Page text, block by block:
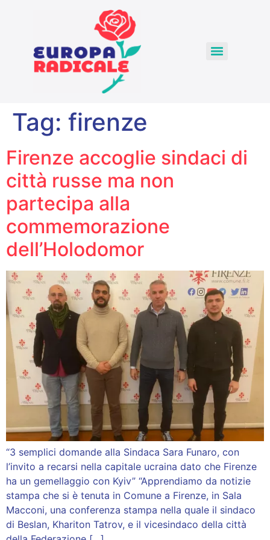
Tag: firenze
Firenze accoglie sindaci di
città russe ma non
partecipa alla
commemorazione
dell’Holodomor
“3 semplici domande alla Sindaca Sara Funaro, con
l’invito a recarsi nella capitale ucraina dato che Firenze
ha un gemellaggio con Kyiv” “Apprendiamo da notizie
stampa che si è tenuta in Comune a Firenze, in Sala
Macconi, una conferenza stampa nella quale il sindaco
di Beslan, Khariton Tatrov, e il vicesindaco della città